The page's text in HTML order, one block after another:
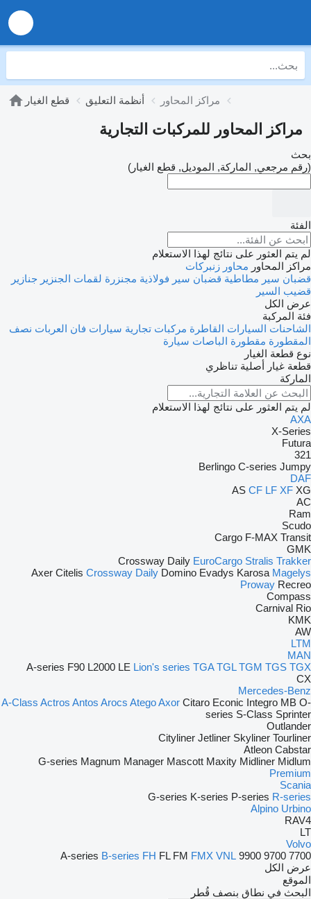
قطع الغيار أنظمة التعليق مراكز المحاور
مراكز المحاور للمركبات التجارية
بحث
(رقم مرجعي, الماركة, الموديل, قطع الغيار)
الفئة
لم يتم العثور على نتائج لهذا الاستعلام
مراكز المحاور محاور زنبركات
قضبان سير مطاطية قضبان سير فولاذية مجنزرة لقمات الجنزير جنازير
قضيب السير
عرض الكل
فئة المركبة
الشاحنات السيارات القاطرة مركبات تجارية سيارات فان العربات نصف
المقطورة مقطورة الباصات سيارة
نوع قطعة الغيار
قطعة غيار أصلية تناظري
الماركة
لم يتم العثور على نتائج لهذا الاستعلام
AXA
X-Series
Futura
321
Berlingo C-series Jumpy
DAF
AS CF LF XF XG
AC
Ram
Scudo
Cargo F-MAX Transit
GMK
Crossway Daily EuroCargo Stralis Trakker
Axer Citelis Crossway Daily Domino Evadys Karosa Magelys
Proway Recreo
Compass
Carnival Rio
KMK
AW
LTM
MAN
A-series F90 L2000 LE Lion's series TGA TGL TGM TGS TGX
CX
Mercedes-Benz
A-Class Actros Antos Arocs AtegoAxor Citaro Econic Integro MB O-
series S-Class Sprinter
Outlander
Cityliner Jetliner Skyliner Tourliner
Atleon Cabstar
G-series Magnum Manager Mascott Maxity Midliner Midlum
Premium
Scania
G-series K-series P-series R-series
Alpino Urbino
RAV4
LT
Volvo
7700
9700
9900
A-series B-series FH FL FM FMX VNL
عرض الكل
الموقع
البحث في نطاق بنصف قُطر